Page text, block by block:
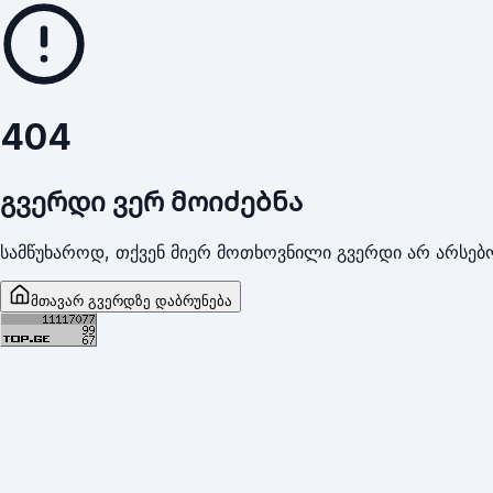
404
გვერდი ვერ მოიძებნა
სამწუხაროდ, თქვენ მიერ მოთხოვნილი გვერდი არ
მთავარ გვერდზე დაბრუნება